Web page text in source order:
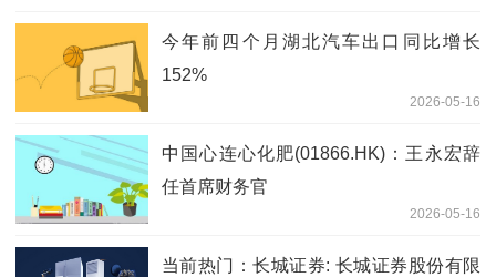
今年前四个月湖北汽车出口同比增长
152%
2026-05-16
中国心连心化肥(01866.HK)：王永宏辞
任首席财务官
2026-05-16
当前热门：长城证券: 长城证券股份有限